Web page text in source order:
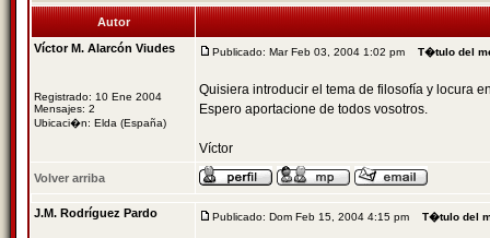
Autor
Víctor M. Alarcón Viudes
Registrado: 10 Ene 2004
Mensajes: 2
Ubicaci�n: Elda (España)
Publicado: Mar Feb 03, 2004 1:02 pm T�tulo del
Quisiera introducir el tema de filosofía y locura
Espero aportacione de todos vosotros.
Víctor
Volver arriba
J.M. Rodríguez Pardo Publicado: Dom Feb 15, 2004 4:15 pm T�tulo del